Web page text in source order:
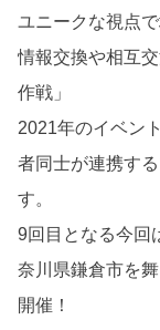
ユニークな視点
情報交換や相互
作戦」
2021年のイベン
者同士が連携す
す。
9回目となる今回
奈川県鎌倉市を
開催！